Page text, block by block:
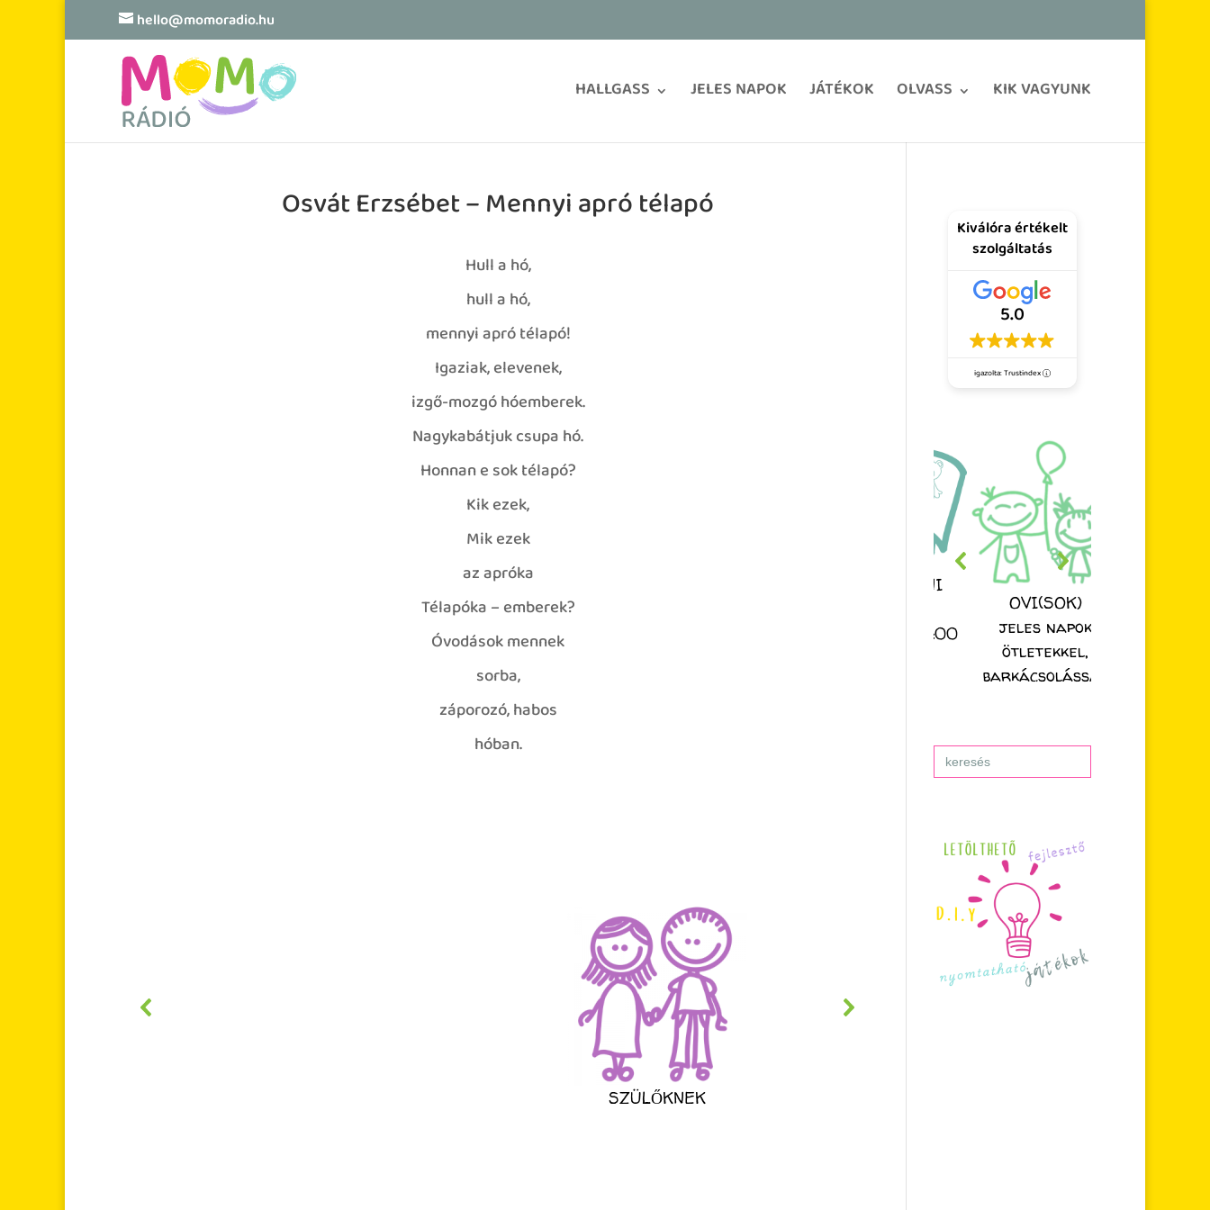
hello@momoradio.hu
HALLGASS JELES NAPOK JÁTÉKOK OLVASS KIK VAGYUNK
Osvát Erzsébet – Mennyi apró télapó
Hull a hó,
hull a hó,
mennyi apró télapó!
Igaziak, elevenek,
izgő-mozgó hóemberek.
Nagykabátjuk csupa hó.
Honnan e sok télapó?
Kik ezek,
Mik ezek
az apróka
Télapóka – emberek?
Óvodások mennek
sorba,
záporozó, habos
hóban.
Kiválóra értékelt
szolgáltatás
5.0
igazolta: Trustindex
OVI(SOK)
jeles napok
ötletekkel,
barkácsolással
Search
for: